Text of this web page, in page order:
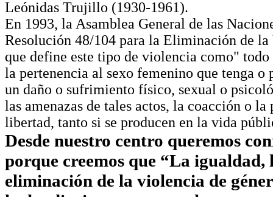
Leónidas Trujillo (1930-1961).
En 1993, la Asamblea General de las
Resolución 48/104 para la Eliminación de
que define este tipo de violencia como"
la pertenencia al sexo femenino que tenga o
un daño o sufrimiento físico, sexual o
las amenazas de tales actos, la coacción o
libertad, tanto si se producen en la vida
Desde nuestro centro queremos
porque creemos que “La igualdad,
eliminación de la violencia de